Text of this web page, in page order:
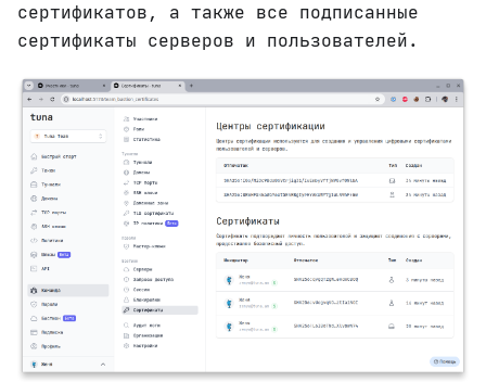
сертификатов, а также все подписанные
сертификаты серверов и пользователей.